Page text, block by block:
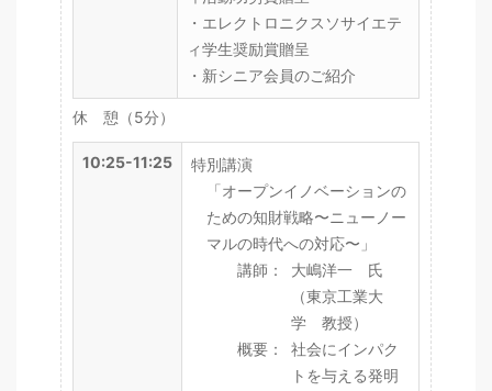
・エレクトロニクスソサイエテ
ィ学生奨励賞贈呈
・新シニア会員のご紹介
休 憩（5分）
10:25-11:25
特別講演
「オープンイノベーションの
ための知財戦略〜ニューノー
マルの時代への対応〜」
講師：
大嶋洋一 氏
（東京工業大
学 教授）
概要：
社会にインパク
トを与える発明